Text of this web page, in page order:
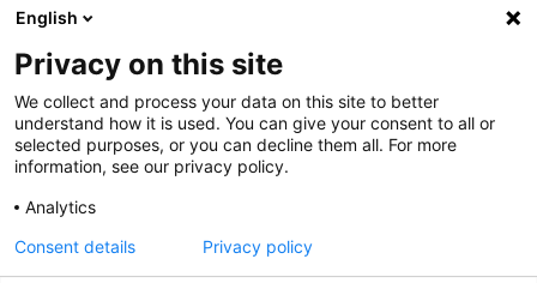
English
Privacy on this site
We collect and process your data on this site to better
understand how it is used. You can give your consent to all or
selected purposes, or you can decline them all. For more
information, see our privacy policy.
Analytics
Consent details Privacy policy